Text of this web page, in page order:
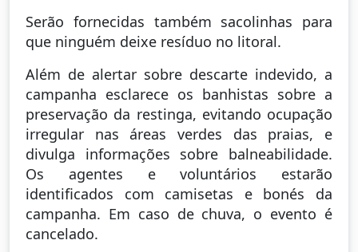
Serão fornecidas também sacolinhas para
que ninguém deixe resíduo no litoral.
Além de alertar sobre descarte indevido, a
campanha esclarece os banhistas sobre a
preservação da restinga, evitando ocupação
irregular nas áreas verdes das praias, e
divulga informações sobre balneabilidade.
Os agentes e voluntários estarão
identificados com camisetas e bonés da
campanha. Em caso de chuva, o evento é
cancelado.